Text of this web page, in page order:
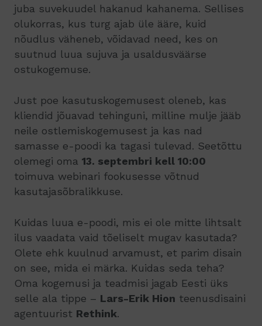
juba suvekuudel hakanud kahanema. Sellises
olukorras, kus turg ajab üle ääre, kuid
nõudlus väheneb, võidavad need, kes on
suutnud luua sujuva ja usaldusväärse
ostukogemuse.
Just poe kasutuskogemusest oleneb, kas
kliendid jõuavad tehinguni, milline mulje jääb
neile ostlemiskogemusest ja kas nad
samasse e-poodi ka tagasi tulevad. Seetõttu
olemegi oma 13. septembri kell 10:00
toimuva webinari fookusesse võtnud
kasutajasõbralikkuse.
Kuidas luua e-poodi, mis ei ole mitte lihtsalt
ilus vaadata vaid tõeliselt mugav kasutada?
Olete ehk kuulnud arvamust, et parim disain
on see, mida ei märka. Kuidas seda teha?
Oma kogemusi ja teadmisi jagab Eesti üks
selle ala tippe – Lars-Erik Hion teenusdisaini
agentuurist Rethink.